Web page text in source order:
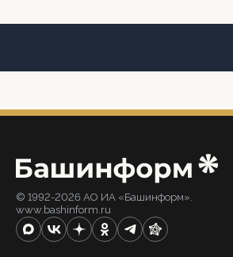
© 1992-2026 АО ИА «Башинформ».
www.bashinform.ru